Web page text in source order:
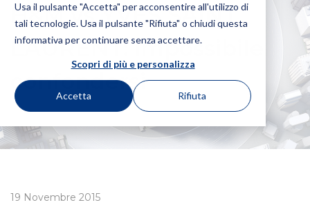
Usa il pulsante "Accetta" per acconsentire all'utilizzo di
tali tecnologie. Usa il pulsante "Rifiuta" o chiudi questa
informativa per continuare senza accettare.
Scopri di più e personalizza
Accetta Rifiuta
H&M vs YVES SAINT
LAURENT: impossibile
confondersi
19 Novembre 2015